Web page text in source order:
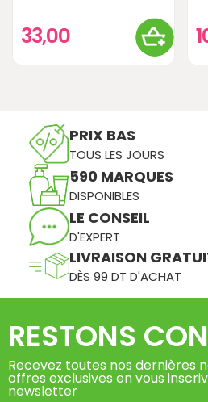
33,00
PRIX BAS
TOUS LES JOURS
590 MARQUES
DISPONIBLES
LE CONSEIL
D'EXPERT
LIVRAISON
DÈS 99 DT D'ACHAT
RESTONS
Recevez toutes nos dernières
offres exclusives en vous
newsletter